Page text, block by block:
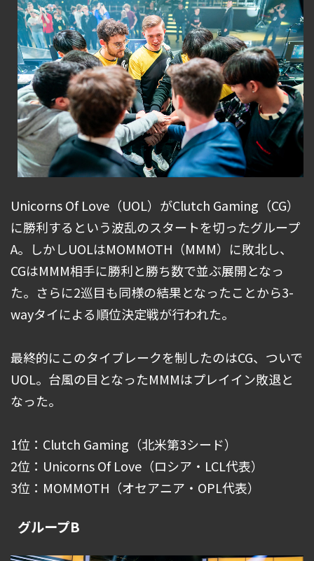
Unicorns Of Love（UOL）がClutch Gaming（CG）
に勝利するという波乱のスタートを切ったグループ
A。しかしUOLはMOMMOTH（MMM）に敗北し、
CGはMMM相手に勝利と勝ち数で並ぶ展開となっ
た。さらに2巡目も同様の結果となったことから3-
wayタイによる順位決定戦が行われた。
最終的にこのタイブレークを制したのはCG、ついで
UOL。台風の目となったMMMはプレイイン敗退と
なった。
1位：Clutch Gaming（北米第3シード）
2位：Unicorns Of Love（ロシア・LCL代表）
3位：MOMMOTH（オセアニア・OPL代表）
グループB